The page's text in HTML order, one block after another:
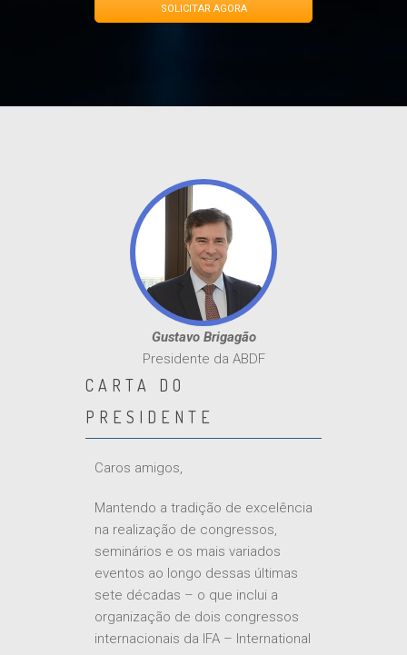
De R$ 484,00 por R$ 242,40
Gustavo Brigagão
Presidente da ABDF
CARTA DO
PRESIDENTE
Mantendo a tradição de excelência
na realização de congressos,
seminários e os mais variados
eventos ao longo dessas últimas
sete décadas – o que inclui a
organização de dois congressos